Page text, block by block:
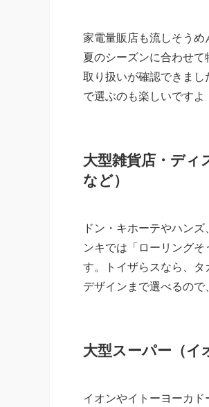
家電量販店も流しそうめ
夏のシーズンに合わせ
取り扱いが確認できま
で選ぶのも楽しいですよ
大型雑貨店・デ
など）
ドン・キホーテやハン
ンキでは「ローリング
す。トイザらスなら、
デザインまで選べるので
大型スーパー（イ
イオンやイトーヨーカ